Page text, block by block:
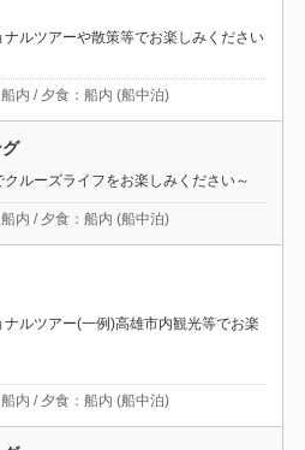
ナルツアーや散策等でお楽しみください
内 / 夕食：船内 (船中泊)
クルーズライフをお楽しみください～
内 / 夕食：船内 (船中泊)
ナルツアー(一例)高雄市内観光等でお楽
内 / 夕食：船内 (船中泊)